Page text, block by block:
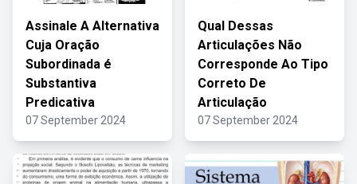
Assinale A Alternativa
Cuja Oração
Subordinada é
Substantiva
Predicativa
07 September 2024
Qual Dessas
Articulações Não
Corresponde Ao Tipo
Correto De
Articulação
07 September 2024